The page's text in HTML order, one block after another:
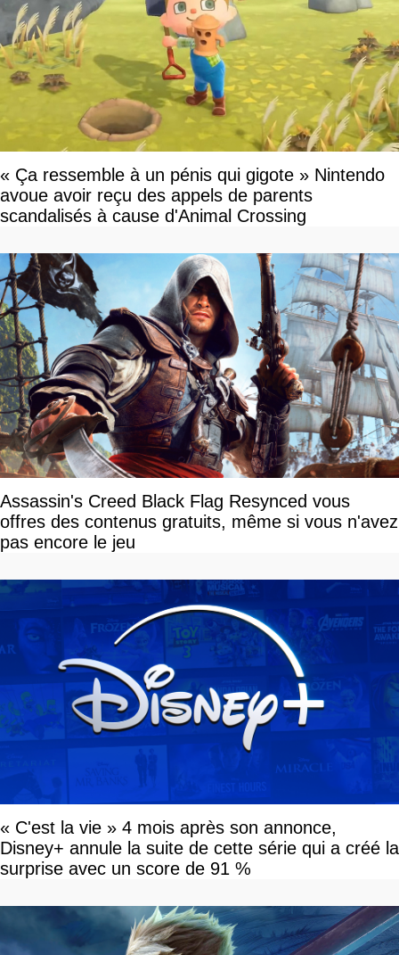
« Ça ressemble à un pénis qui gigote » Nintendo
avoue avoir reçu des appels de parents
scandalisés à cause d'Animal Crossing
Assassin's Creed Black Flag Resynced vous
offres des contenus gratuits, même si vous n'avez
pas encore le jeu
« C'est la vie » 4 mois après son annonce,
Disney+ annule la suite de cette série qui a créé la
surprise avec un score de 91 %